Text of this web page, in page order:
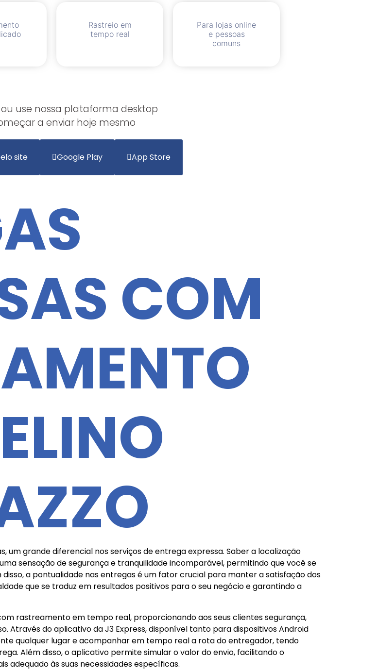
Rastreio em
tempo real
Para lojas online
e pessoas
comuns
ou use nossa plataforma desktop
a enviar hoje mesmo
site Google Play App Store
COM
grande diferencial nos serviços de entrega expressa. Saber a localização
sensação de segurança e tranquilidade incomparável, permitindo que você se
a pontualidade nas entregas é um fator crucial para manter a satisfação dos
que se traduz em resultados positivos para o seu negócio e garantindo a
rastreamento em tempo real, proporcionando aos seus clientes segurança,
Através do aplicativo da J3 Express, disponível tanto para dispositivos Android
qualquer lugar e acompanhar em tempo real a rota do entregador, tendo
Além disso, o aplicativo permite simular o valor do envio, facilitando o
adequado às suas necessidades específicas.